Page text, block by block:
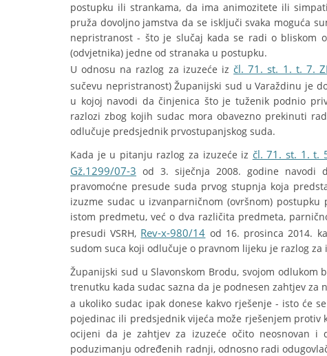
postupku ili strankama, da ima animozitete ili
pruža dovoljno jamstva da se isključi svaka moguća
nepristranost - što je slučaj kada se radi o bliskom
(odvjetnika) jedne od stranaka u postupku.
U odnosu na razlog za izuzeće iz čl. 71. st. 1. t. 7.
sučevu nepristranost) Županijski sud u Varaždinu je
u kojoj navodi da činjenica što je tuženik podnio
razlozi zbog kojih sudac mora obavezno prekinuti
odlučuje predsjednik prvostupanjskog suda.
Kada je u pitanju razlog za izuzeće iz čl. 71. st. 1. t.
Gž.1299/07-3 od 3. siječnja 2008. godine navodi
pravomoćne presude suda prvog stupnja koja
izuzme sudac u izvanparničnom (ovršnom)
istom predmetu, već o dva različita predmeta,
presudi VSRH, Rev-x-980/14 od 16. prosinca 2014.
sudom suca koji odlučuje o pravnom lijeku je razlog za
Županijski sud u Slavonskom Brodu, svojom odlukom
trenutku kada sudac sazna da je podnesen zahtjev
a ukoliko sudac ipak donese kakvo rješenje - isto će
pojedinac ili predsjednik vijeća može rješenjem
ocijeni da je zahtjev za izuzeće očito neosnovan
poduzimanju određenih radnji, odnosno radi